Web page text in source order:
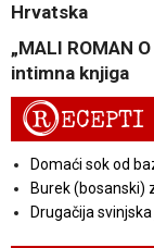
Hrvatska
„MALI ROMAN
intimna knjiga
RECEPTI
Domaći sok od
Burek (bosanski)
Drugačija